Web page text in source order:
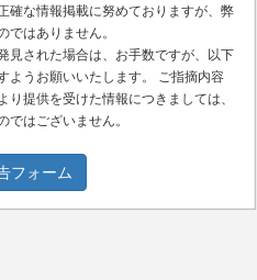
確な情報掲載に努めておりますが、弊
ではありません。
見された場合は、お手数ですが、以下
ようお願いいたします。 ご指摘内容
提供を受けた情報につきましては、
ではございません。
フォーム